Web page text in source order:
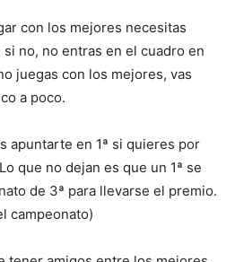
con los mejores necesitas
no, no entras en el cuadro en
juegas con los mejores, vas
a poco.
apuntarte en 1ª si quieres por
que no dejan es que un 1ª se
de 3ª para llevarse el premio.
campeonato)